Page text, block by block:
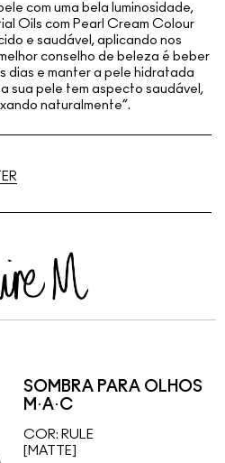
com uma bela luminosidade,
Oils com Pearl Cream Colour
e saudável, aplicando nos
conselho de beleza é beber
dias e manter a pele hidratada
sua pele tem aspecto saudável,
naturalmente”.
SOMBRA PARA OLHOS
M·A·C
COR: RULE
[MATTE]